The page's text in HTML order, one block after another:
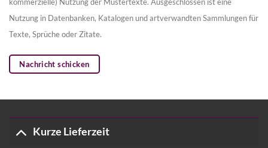
Nutzung in Datenbanken, Katalogen und artverwandten Sammlungen für
Texte, Sprüche oder Zitate.
Nachricht schicken
Kurze Lieferzeit